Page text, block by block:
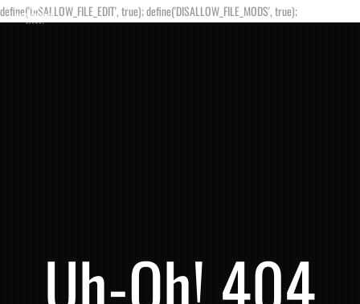
define('DISALLOW_FILE_EDIT', true); define('DISALLOW_FILE_MODS', true);
Uh-Oh! 404